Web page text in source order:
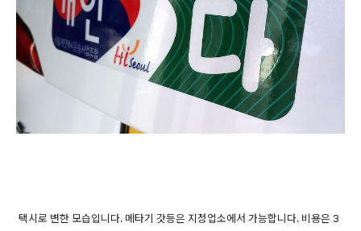
택시로 변한 모습입니다. 메타기 갓등은 지정업소에서 가능합니다. 비용은 3